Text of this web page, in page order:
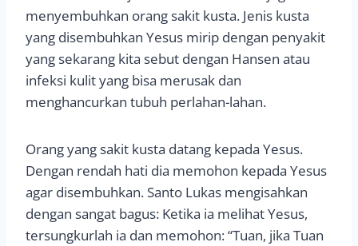
menyembuhkan orang sakit kusta. Jenis kusta
yang disembuhkan Yesus mirip dengan penyakit
yang sekarang kita sebut dengan Hansen atau
infeksi kulit yang bisa merusak dan
menghancurkan tubuh perlahan-lahan.
Orang yang sakit kusta datang kepada Yesus.
Dengan rendah hati dia memohon kepada Yesus
agar disembuhkan. Santo Lukas mengisahkan
dengan sangat bagus: Ketika ia melihat Yesus,
tersungkurlah ia dan memohon: “Tuan, jika Tuan